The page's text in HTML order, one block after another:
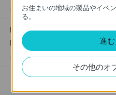
05-10-2018 391373views
How to Register a TP-Link
ID
09-16-2019 510100views
お住まいの地域の製品やイベ
る。
進む
その他のオ